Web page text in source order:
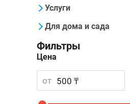
Услуги
Для дома и сада
Фильтры
Цена
от